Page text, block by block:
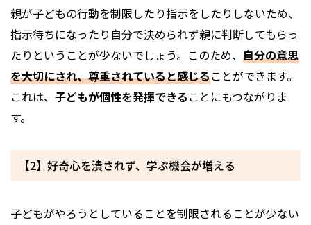
親が子どもの行動を制限したり指示をしたりしないため、
指示待ちになったり自分で決められず親に判断してもらっ
たりということが少ないでしょう。このため、 自分の意思
を大切にされ、尊重されていると感じることができます。
これは、 子どもが個性を発揮できることにもつながりま
す。
【2】好奇心を潰されず、学ぶ機会が増える
子どもがやろうとしていることを制限されることが少ない